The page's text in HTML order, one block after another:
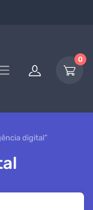
0
digital”